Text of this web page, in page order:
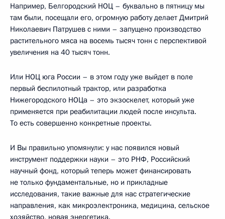
Например, Белгородский НОЦ – буквально в пятницу мы
там были, посещали его, огромную работу делает Дмитрий
Николаевич Патрушев с ними – запущено производство
растительного мяса на восемь тысяч тонн с перспективой
увеличения на 40 тысяч тонн.
Или НОЦ юга России – в этом году уже выйдет в поле
первый беспилотный трактор, или разработка
Нижегородского НОЦа – это экзоскелет, который уже
применяется при реабилитации людей после инсульта.
То есть совершенно конкретные проекты.
И Вы правильно упомянули: у нас появился новый
инструмент поддержки науки – это РНФ, Российский
научный фонд, который теперь может финансировать
не только фундаментальные, но и прикладные
исследования, такие важные для нас стратегические
направления, как микроэлектроника, медицина, сельское
хозяйство, новая энергетика.